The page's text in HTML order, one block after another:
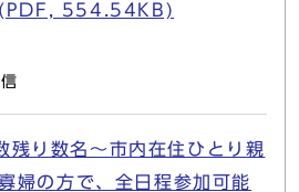
(PDF, 554.54KB)
残り数名～市内在住ひとり親
婦の方で、全日程参加可能